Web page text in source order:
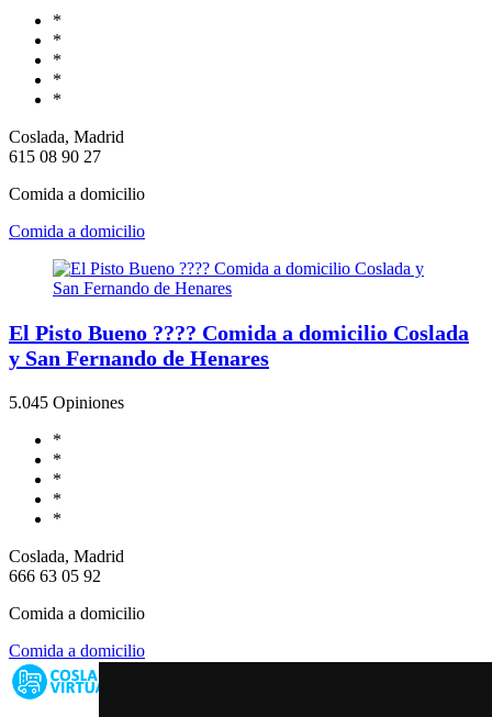
*
*
*
*
*
Coslada, Madrid
615 08 90 27
Comida a domicilio
Comida a domicilio
El Pisto Bueno ???? Comida a domicilio Coslada
y San Fernando de Henares
5.045 Opiniones
*
*
*
*
*
Coslada, Madrid
666 63 05 92
Comida a domicilio
Comida a domicilio